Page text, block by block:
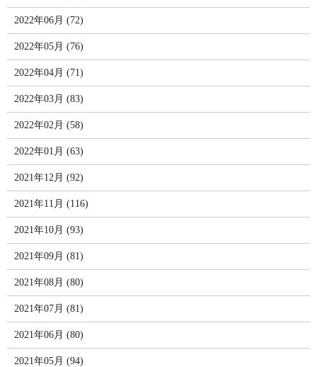
2022年06月 (72)
2022年05月 (76)
2022年04月 (71)
2022年03月 (83)
2022年02月 (58)
2022年01月 (63)
2021年12月 (92)
2021年11月 (116)
2021年10月 (93)
2021年09月 (81)
2021年08月 (80)
2021年07月 (81)
2021年06月 (80)
2021年05月 (94)